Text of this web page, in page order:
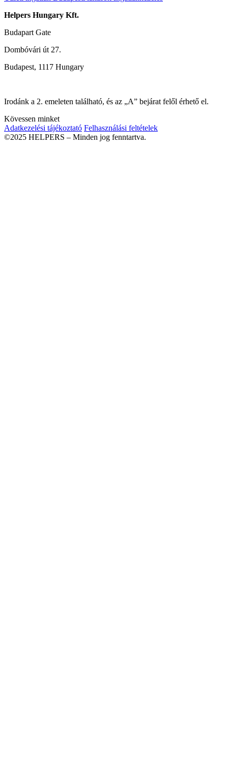
Helpers Hungary Kft.
Budapart Gate
Dombóvári út 27.
Budapest, 1117 Hungary
Irodánk a 2. emeleten található, és az „A” bejárat felől érhető el.
Kövessen minket
Adatkezelési tájékoztató Felhasználási feltételek
©2025 HELPERS – Minden jog fenntartva.